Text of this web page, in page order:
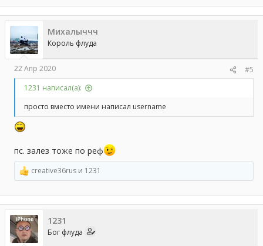
Михалыччч
Король флуда
22 Апр 2020
#5
1231 написал(а):
просто вместо имени написал username
пс. залез тоже по реф
Р
е
а
к
ц
и
и
:
creative36rus и 1231
1231
Бог флуда